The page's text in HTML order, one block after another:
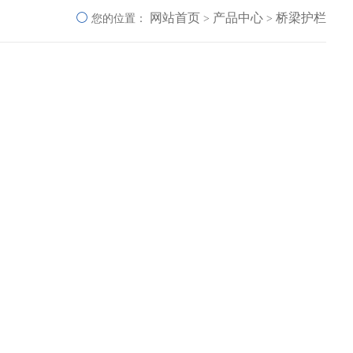
您的位置： 网站首页 > 产品中心 >桥梁护栏